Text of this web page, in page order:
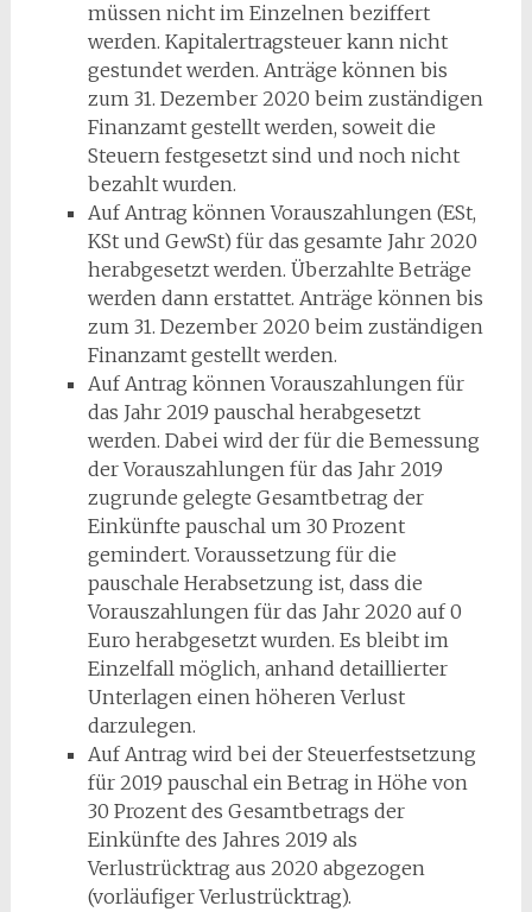
müssen nicht im Einzelnen beziffert
werden. Kapitalertragsteuer kann nicht
gestundet werden. Anträge können bis
zum 31. Dezember 2020 beim zuständigen
Finanzamt gestellt werden, soweit die
Steuern festgesetzt sind und noch nicht
bezahlt wurden.
Auf Antrag können Vorauszahlungen (ESt,
KSt und GewSt) für das gesamte Jahr 2020
herabgesetzt werden. Überzahlte Beträge
werden dann erstattet. Anträge können bis
zum 31. Dezember 2020 beim zuständigen
Finanzamt gestellt werden.
Auf Antrag können Vorauszahlungen für
das Jahr 2019 pauschal herabgesetzt
werden. Dabei wird der für die Bemessung
der Vorauszahlungen für das Jahr 2019
zugrunde gelegte Gesamtbetrag der
Einkünfte pauschal um 30 Prozent
gemindert. Voraussetzung für die
pauschale Herabsetzung ist, dass die
Vorauszahlungen für das Jahr 2020 auf 0
Euro herabgesetzt wurden. Es bleibt im
Einzelfall möglich, anhand detaillierter
Unterlagen einen höheren Verlust
darzulegen.
Auf Antrag wird bei der Steuerfestsetzung
für 2019 pauschal ein Betrag in Höhe von
30 Prozent des Gesamtbetrags der
Einkünfte des Jahres 2019 als
Verlustrücktrag aus 2020 abgezogen
(vorläufiger Verlustrücktrag).